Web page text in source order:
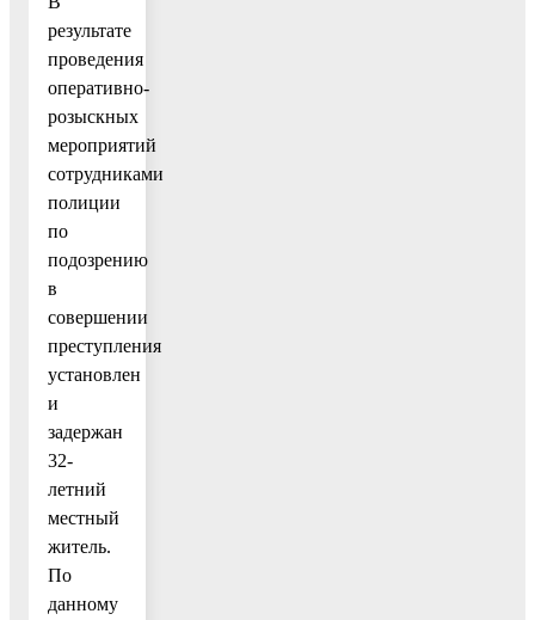
результате
проведения
оперативно-
розыскных
мероприятий
сотрудниками
полиции
по
подозрению
в
совершении
преступления
установлен
и
задержан
32-
летний
местный
житель.
По
данному